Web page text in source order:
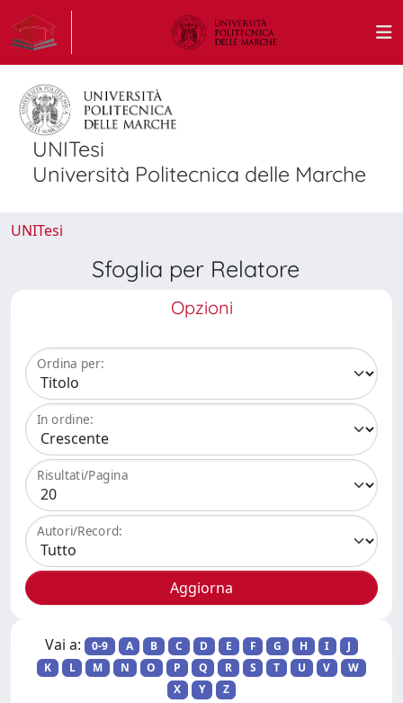
UNITesi
Università Politecnica delle Marche
UNITesi
Sfoglia per Relatore
Opzioni
Ordina per:
In ordine:
Risultati/Pagina
Autori/Record:
Vai a: 0-9 A B C D E F G H I
J
K
L M N O P Q R S T U V
W
X
Y Z